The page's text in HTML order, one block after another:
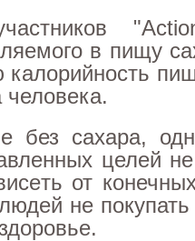
в пищу
калорийность
человека.
без сахара,
целей
от
не покупать